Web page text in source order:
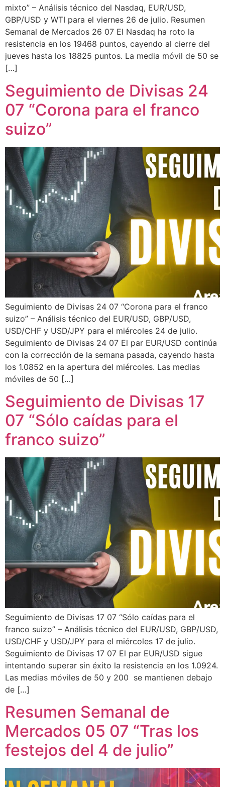
mixto” – Análisis técnico del Nasdaq, EUR/USD,
GBP/USD y WTI para el viernes 26 de julio. Resumen
Semanal de Mercados 26 07 El Nasdaq ha roto la
resistencia en los 19468 puntos, cayendo al cierre del
jueves hasta los 18825 puntos. La media móvil de 50 se
[…]
Seguimiento de Divisas 24
07 “Corona para el franco
suizo”
Seguimiento de Divisas 24 07 “Corona para el franco
suizo” – Análisis técnico del EUR/USD, GBP/USD,
USD/CHF y USD/JPY para el miércoles 24 de julio.
Seguimiento de Divisas 24 07 El par EUR/USD continúa
con la corrección de la semana pasada, cayendo hasta
los 1.0852 en la apertura del miércoles. Las medias
móviles de 50 […]
Seguimiento de Divisas 17
07 “Sólo caídas para el
franco suizo”
Seguimiento de Divisas 17 07 “Sólo caídas para el
franco suizo” – Análisis técnico del EUR/USD, GBP/USD,
USD/CHF y USD/JPY para el miércoles 17 de julio.
Seguimiento de Divisas 17 07 El par EUR/USD sigue
intentando superar sin éxito la resistencia en los 1.0924.
Las medias móviles de 50 y 200 se mantienen debajo
de […]
Resumen Semanal de
Mercados 05 07 “Tras los
festejos del 4 de julio”